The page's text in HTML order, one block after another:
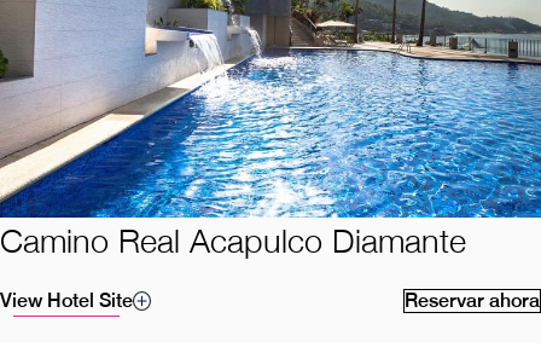
Camino Real Acapulco Diamante
Reservar ahora
View Hotel Site